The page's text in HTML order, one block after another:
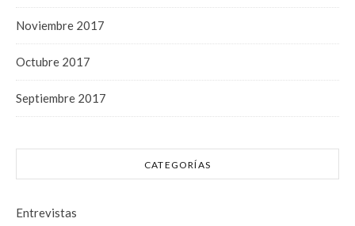
Noviembre 2017
Octubre 2017
Septiembre 2017
CATEGORÍAS
Entrevistas